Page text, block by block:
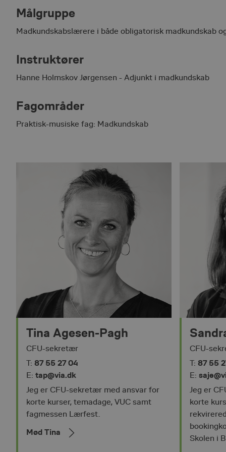
Målgruppe
Madkundskabslærere i både obligatorisk madkundskab
Instruktører
Hanne Holmskov Jørgensen - Adjunkt i madkundskab
Fagområder
Praktisk-musiske fag: Madkundskab
Tina Agesen-Pagh
CFU-sekretær
T: 87 55 27 04
E: tap@via.dk
Jeg er CFU-sekretær med ansvar for
korte kurser, temadage, VUC samt
fagmessen Lærfest.
Mød Tina
CFU-
T: 87 55
E:
Jeg er
korte
Skolen i
CookieScriptConsent
persistence-cookie
Provider /
__hssrc
HubSpot Inc.
HubSpot Inc.
.via.dk
.via.dk
VISITOR_INFO1_LIVE
AnalyticsSyncHistory